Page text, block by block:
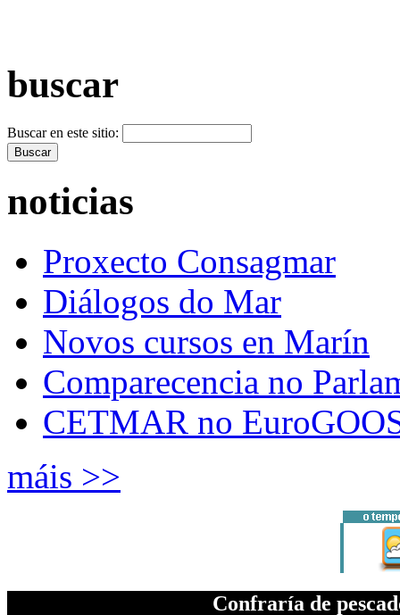
buscar
Buscar en este sitio:
noticias
Proxecto Consagmar
Diálogos do Mar
Novos cursos en Marín
Comparecencia no
CETMAR no
máis >>
Confraría de